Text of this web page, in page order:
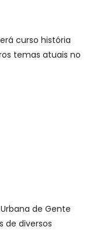
curso história
temas atuais no
de Gente
de diversos